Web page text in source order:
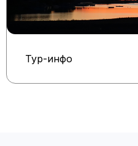
Тур-инфо